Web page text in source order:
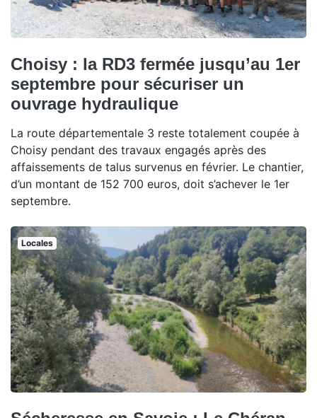
Choisy : la RD3 fermée jusqu’au 1er
septembre pour sécuriser un
ouvrage hydraulique
La route départementale 3 reste totalement coupée à
Choisy pendant des travaux engagés après des
affaissements de talus survenus en février. Le chantier,
d’un montant de 152 700 euros, doit s’achever le 1er
septembre.
Locales